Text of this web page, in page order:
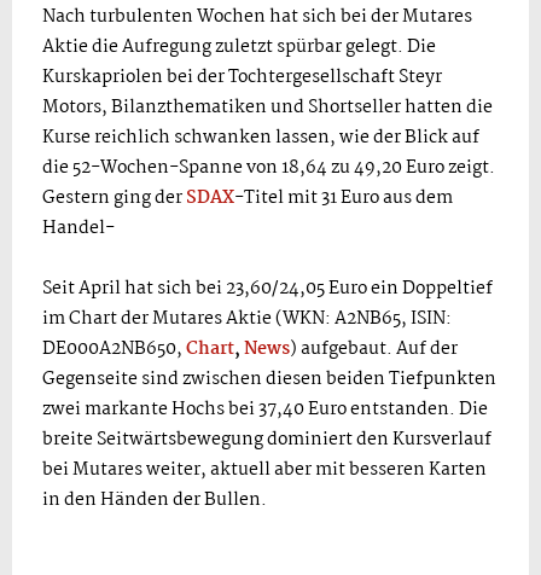
Nach turbulenten Wochen hat sich bei der Mutares
Aktie die Aufregung zuletzt spürbar gelegt. Die
Kurskapriolen bei der Tochtergesellschaft Steyr
Motors, Bilanzthematiken und Shortseller hatten die
Kurse reichlich schwanken lassen, wie der Blick auf
die 52-Wochen-Spanne von 18,64 zu 49,20 Euro zeigt.
Gestern ging derSDAX-Titel mit 31 Euro aus dem
Handel-
Seit April hat sich bei 23,60/24,05 Euro ein Doppeltief
im Chart der Mutares Aktie (WKN: A2NB65, ISIN:
DE000A2NB650,Chart,News) aufgebaut. Auf der
Gegenseite sind zwischen diesen beiden Tiefpunkten
zwei markante Hochs bei 37,40 Euro entstanden. Die
breite Seitwärtsbewegung dominiert den Kursverlauf
bei Mutares weiter, aktuell aber mit besseren Karten
in den Händen der Bullen.